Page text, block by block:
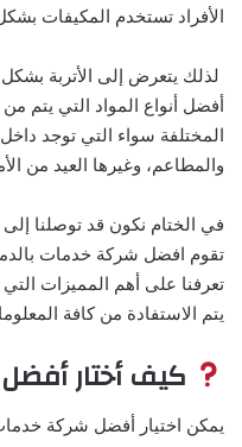
الأفراد تستخدم المكيفات
لذلك يتعرض إلى الأتربة
أفضل أنواع المواد التي يتم
المختلفة سواء التي توجد
والمطاعم، وغيرها العيد من
في الختام نكون قد توصلنا إلى
تقوم افضل شركة خدمات بالدمام
تعرفنا على أهم المميزات
يتم الاستفادة من كافة
كيف أختار
يمكن اختيار أفضل شركة